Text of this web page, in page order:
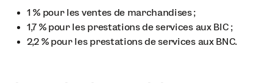
1 % pour les ventes de marchandises ;
1,7 % pour les prestations de services aux BIC ;
2,2 % pour les prestations de services aux BNC.